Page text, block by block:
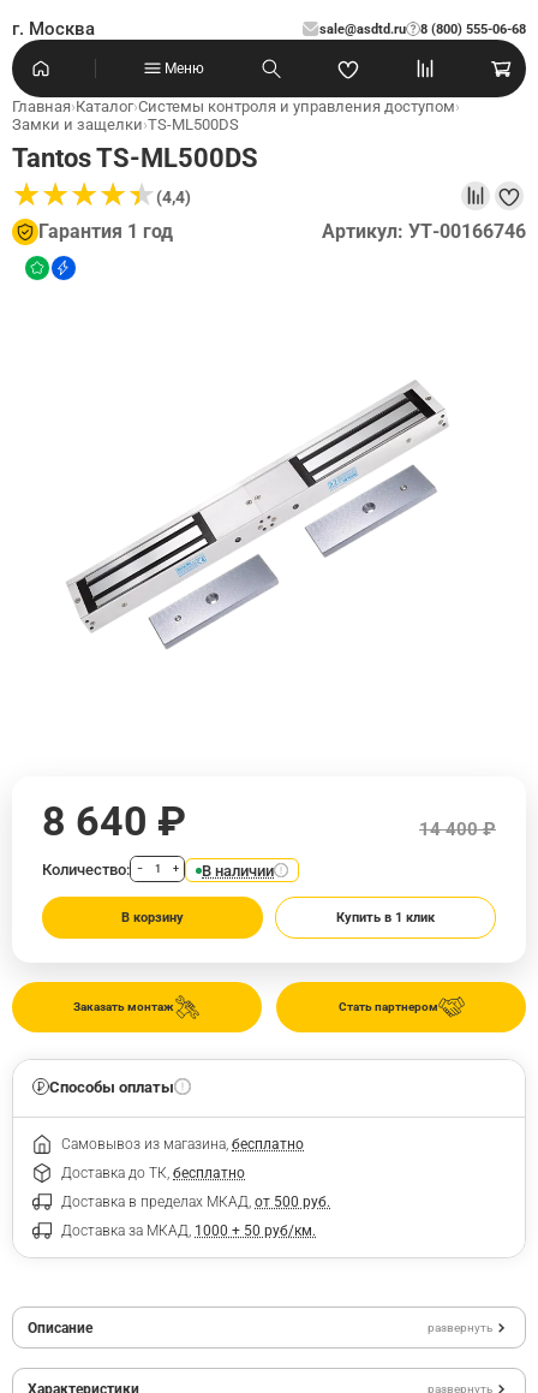
г. Москва sale@asdtd.ru 8 (800) 555-06-68
?
Меню
Главная›Каталог›Системы контроля и управления доступом›
Замки и защелки›TS-ML500DS
Tantos TS-ML500DS
★★★★★
★★★★★(4,4)
Гарантия 1 год Артикул: УТ-00166746
Стать партнером
Заказать монтаж
8 640 ₽ 14 400 ₽
Количество: − + В наличии
В корзину Купить в 1 клик
Способы оплаты
Самовывоз из магазина, бесплатно
Доставка до ТК, бесплатно
Доставка в пределах МКАД, от 500 руб.
Доставка за МКАД, 1000 + 50 руб/км.
Описание развернуть
Характеристики развернуть